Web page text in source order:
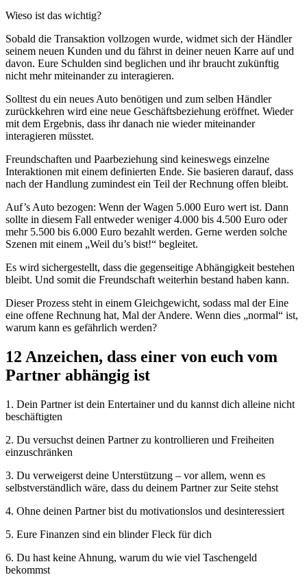
Wieso ist das wichtig?
Sobald die Transaktion vollzogen wurde, widmet sich der Händler
seinem neuen Kunden und du fährst in deiner neuen Karre auf und
davon. Eure Schulden sind beglichen und ihr braucht zukünftig
nicht mehr miteinander zu interagieren.
Solltest du ein neues Auto benötigen und zum selben Händler
zurückkehren wird eine neue Geschäftsbeziehung eröffnet. Wieder
mit dem Ergebnis, dass ihr danach nie wieder miteinander
interagieren müsstet.
Freundschaften und Paarbeziehung sind keineswegs einzelne
Interaktionen mit einem definierten Ende. Sie basieren darauf, dass
nach der Handlung zumindest ein Teil der Rechnung offen bleibt.
Auf’s Auto bezogen: Wenn der Wagen 5.000 Euro wert ist. Dann
sollte in diesem Fall entweder weniger 4.000 bis 4.500 Euro oder
mehr 5.500 bis 6.000 Euro bezahlt werden. Gerne werden solche
Szenen mit einem „Weil du’s bist!“ begleitet.
Es wird sichergestellt, dass die gegenseitige Abhängigkeit bestehen
bleibt. Und somit die Freundschaft weiterhin bestand haben kann.
Dieser Prozess steht in einem Gleichgewicht, sodass mal der Eine
eine offene Rechnung hat, Mal der Andere. Wenn dies „normal“ ist,
warum kann es gefährlich werden?
12 Anzeichen, dass einer von euch vom
Partner abhängig ist
1. Dein Partner ist dein Entertainer und du kannst dich alleine nicht
beschäftigten
2. Du versuchst deinen Partner zu kontrollieren und Freiheiten
einzuschränken
3. Du verweigerst deine Unterstützung – vor allem, wenn es
selbstverständlich wäre, dass du deinem Partner zur Seite stehst
4. Ohne deinen Partner bist du motivationslos und desinteressiert
5. Eure Finanzen sind ein blinder Fleck für dich
6. Du hast keine Ahnung, warum du wie viel Taschengeld
bekommst